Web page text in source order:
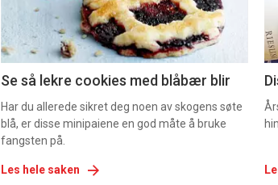
Se så lekre cookies med blåbær blir
Har du allerede sikret deg noen av skogens søte
blå, er disse minipaiene en god måte å bruke
fangsten på.
Les hele saken
2